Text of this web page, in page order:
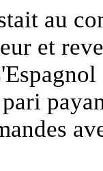
au
et